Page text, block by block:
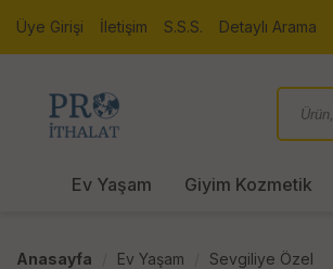
Üye Girişi İletişim S.S.S. Detaylı Arama
Ev Yaşam Giyim Kozmetik
Anasayfa Ev Yaşam Sevgiliye Özel